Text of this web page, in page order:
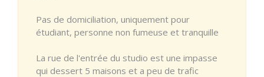
Pas de domiciliation, uniquement pour
étudiant, personne non fumeuse et tranquille
La rue de l'entrée du studio est une impasse
qui dessert 5 maisons et a peu de trafic